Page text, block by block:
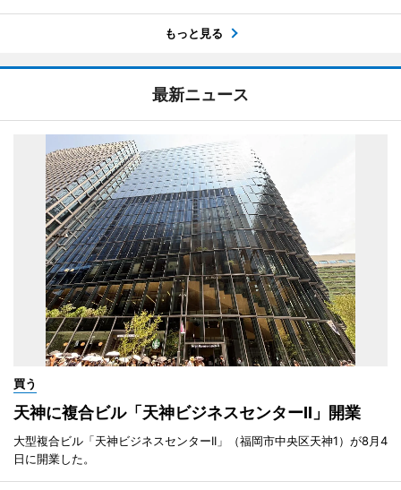
もっと見る
最新ニュース
買う
天神に複合ビル「天神ビジネスセンターII」開業
大型複合ビル「天神ビジネスセンターII」（福岡市中央区天神1）が8月4
日に開業した。